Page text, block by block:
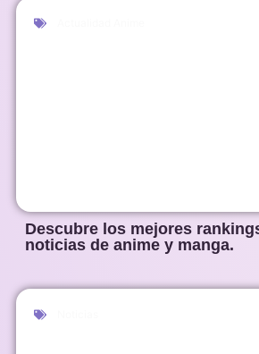
Descubre los mejores
noticias de anime y manga.